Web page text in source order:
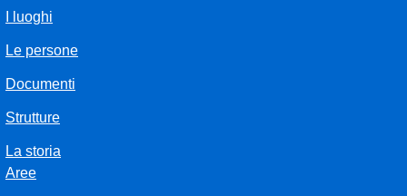
I luoghi
Le persone
Documenti
Strutture
La storia
Aree